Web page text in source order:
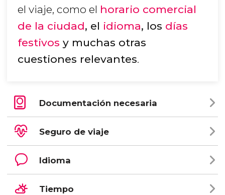
el viaje, como el horario comercial
de la ciudad, el idioma, los días
festivos y muchas otras
cuestiones relevantes.
Documentación necesaria
Seguro de viaje
Idioma
Tiempo